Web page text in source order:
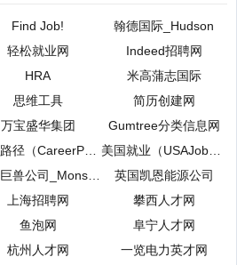
Find Job!
翰德国际_Hudson
轻松就业网
Indeed招聘网
HRA
米高蒲志国际
思维工具
简历创建网
万宝盛华集团
Gumtree分类信息网
职业路径（CareerPath）
美国就业（USAJobs）
美国巨兽公司_Monster Worldwide
英国凯恩能源公司
上海招聘网
攀西人才网
鱼泡网
阜宁人才网
杭州人才网 一览电力英才网